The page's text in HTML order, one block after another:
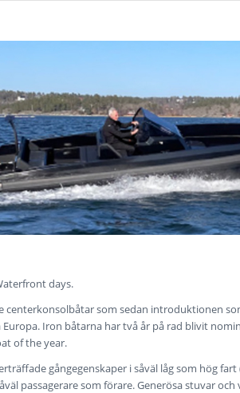
days.
centerkonsolbåtar som sedan introduktionen
Europa. Iron båtarna har två år på rad blivit
of the year.
gångegenskaper i såväl låg som hög
passagerare som förare. Generösa stuvar